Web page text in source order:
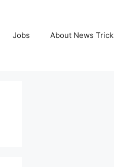
Jobs About News Trick